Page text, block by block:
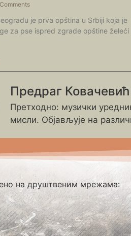
je prva opština u Srbiji koja je
za pse ispred zgrade opštine želeći
Предраг Ковачевић
Претходно: музички
мисли. Објављује на
на друштвеним мрежама: